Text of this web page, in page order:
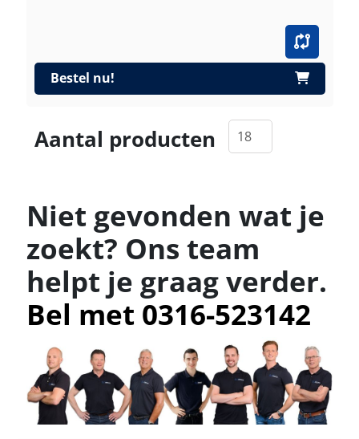
Bestel nu!
Aantal producten
Niet gevonden wat je
zoekt? Ons team
helpt je graag verder.
Bel met 0316-523142